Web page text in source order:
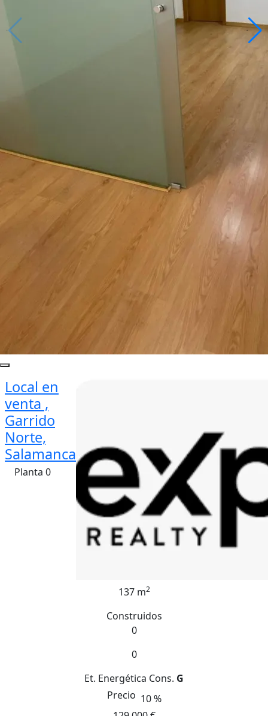
Local en
venta ,
Garrido
Norte,
Salamanca
Planta 0
137 m2
Construidos
0
0
Et. Energética Cons. G
Precio 10 %